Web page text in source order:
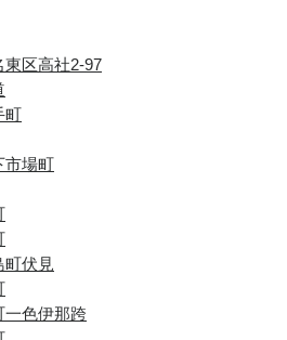
東区高社2-97
町
市場町
町伏見
一色伊那跨